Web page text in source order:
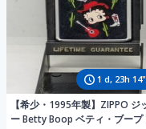
1 d, 23h 14"
【希少・1995年製】ZIPPO ジ
ー Betty Boop ベティ・ブープ